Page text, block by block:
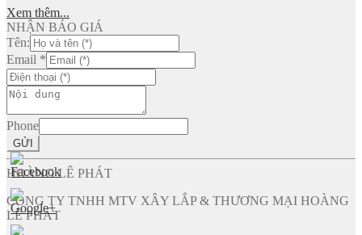
Xem thêm...
NHẬN BÁO GIÁ
Tên:
Email *
Phone
GỬI
HOÀNG LÊ PHÁT
CÔNG TY TNHH MTV XÂY LẮP & THƯƠNG MẠI HOÀNG
LÊ PHÁT